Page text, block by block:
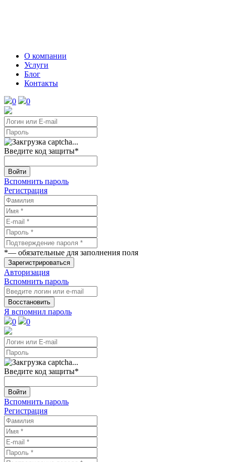
О компании
Услуги
Блог
Контакты
0 0
Введите код защиты*
Войти
Вспомнить пароль
Регистрация
*— обязательные для заполнения поля
Зарегистрироваться
Авторизация
Вспомнить пароль
Восстановить
Я вспомнил пароль
0
0
Введите код защиты*
Войти
Вспомнить пароль
Регистрация